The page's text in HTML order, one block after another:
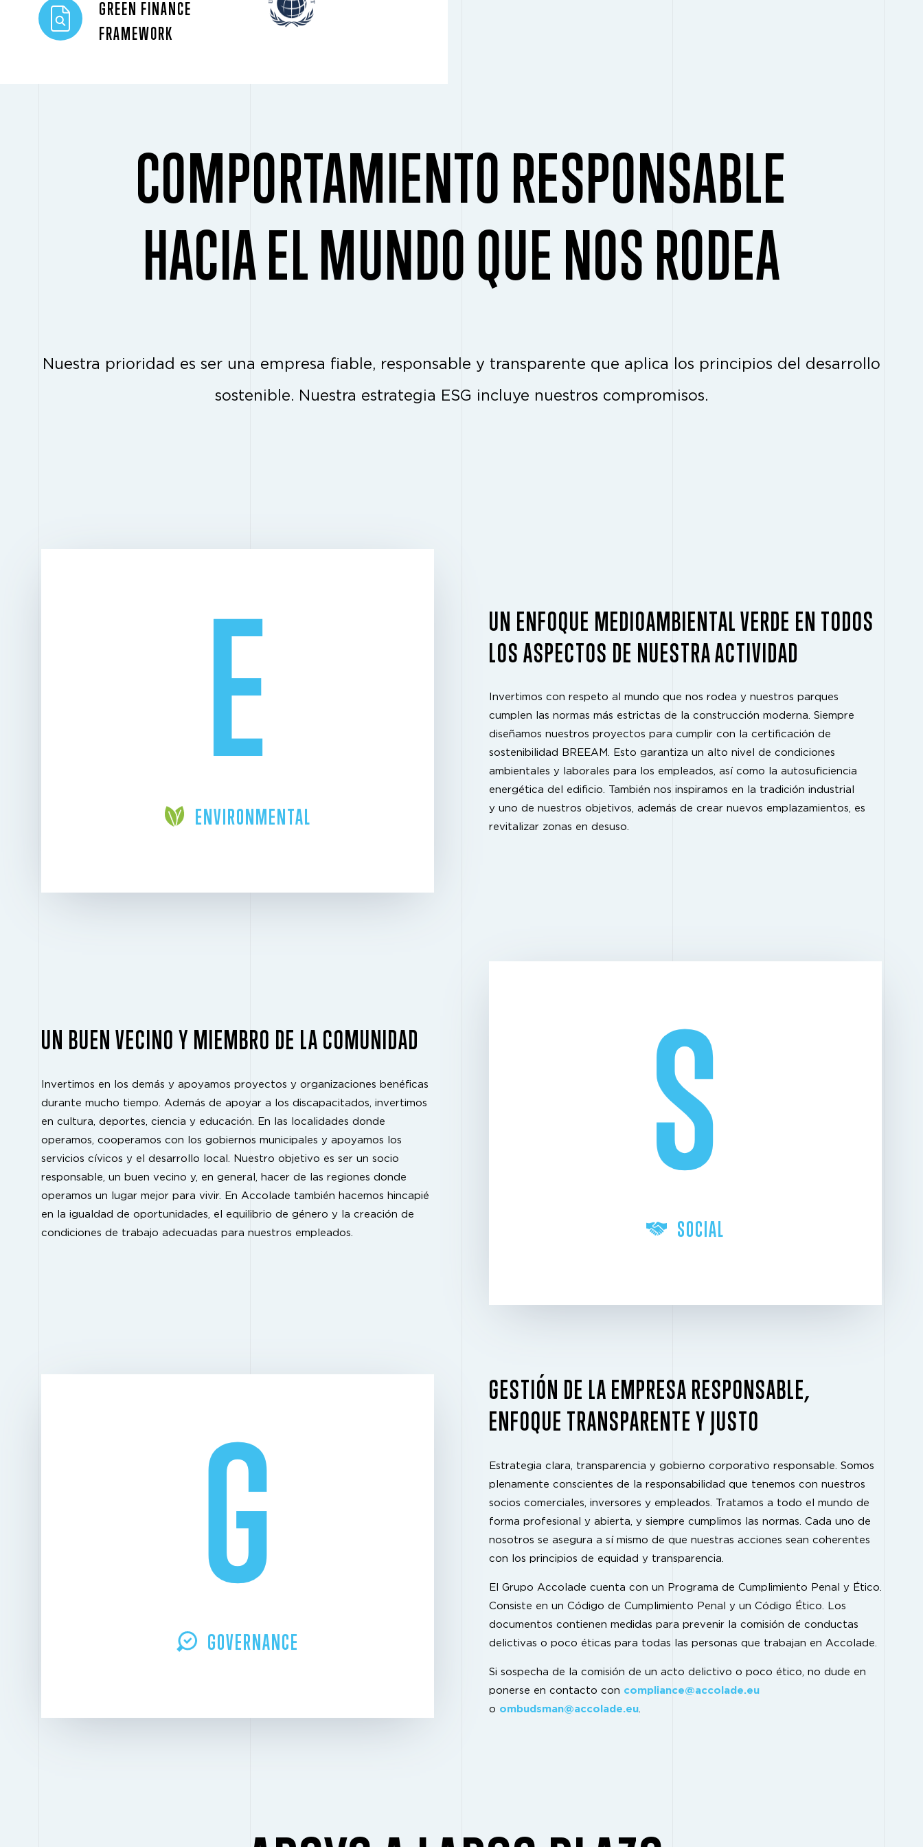
GREEN FINANCE
FRAMEWORK
COMPORTAMIENTO RESPONSABLE
HACIA EL MUNDO QUE NOS RODEA
Nuestra prioridad es ser una empresa fiable, responsable y transparente que aplica los principios del desarrollo
sostenible. Nuestra estrategia ESG incluye nuestros compromisos.
E
ENVIRONMENTAL
UN ENFOQUE MEDIOAMBIENTAL VERDE EN TODOS
LOS ASPECTOS DE NUESTRA ACTIVIDAD
Invertimos con respeto al mundo que nos rodea y nuestros parques
cumplen las normas más estrictas de la construcción moderna. Siempre
diseñamos nuestros proyectos para cumplir con la certificación de
sostenibilidad BREEAM. Esto garantiza un alto nivel de condiciones
ambientales y laborales para los empleados, así como la autosuficiencia
energética del edificio. También nos inspiramos en la tradición industrial
y uno de nuestros objetivos, además de crear nuevos emplazamientos, es
revitalizar zonas en desuso.
S
SOCIAL
UN BUEN VECINO Y MIEMBRO DE LA COMUNIDAD
Invertimos en los demás y apoyamos proyectos y organizaciones benéficas
durante mucho tiempo. Además de apoyar a los discapacitados, invertimos
en cultura, deportes, ciencia y educación. En las localidades donde
operamos, cooperamos con los gobiernos municipales y apoyamos los
servicios cívicos y el desarrollo local. Nuestro objetivo es ser un socio
responsable, un buen vecino y, en general, hacer de las regiones donde
operamos un lugar mejor para vivir. En Accolade también hacemos hincapié
en la igualdad de oportunidades, el equilibrio de género y la creación de
condiciones de trabajo adecuadas para nuestros empleados.
G
GOVERNANCE
GESTIÓN DE LA EMPRESA RESPONSABLE,
ENFOQUE TRANSPARENTE Y JUSTO
Estrategia clara, transparencia y gobierno corporativo responsable. Somos
plenamente conscientes de la responsabilidad que tenemos con nuestros
socios comerciales, inversores y empleados. Tratamos a todo el mundo de
forma profesional y abierta, y siempre cumplimos las normas. Cada uno de
nosotros se asegura a sí mismo de que nuestras acciones sean coherentes
con los principios de equidad y transparencia.
El Grupo Accolade cuenta con un Programa de Cumplimiento Penal y Ético.
Consiste en un Código de Cumplimiento Penal y un Código Ético. Los
documentos contienen medidas para prevenir la comisión de conductas
delictivas o poco éticas para todas las personas que trabajan en Accolade.
Si sospecha de la comisión de un acto delictivo o poco ético, no dude en
ponerse en contacto con compliance@accolade.eu
o ombudsman@accolade.eu